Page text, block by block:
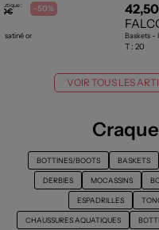
: -50%
satiné or Baskets -
T : 20
VOIR TOUS LES
BOTTINES/BOOTS BASKETS
DERBIES MOCASSINS
ESPADRILLES
CHAUSSURES AQUATIQUES